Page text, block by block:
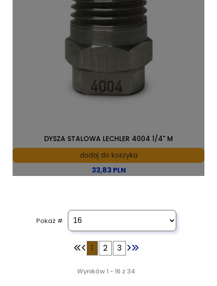
33,83 PLN
DYSZA STALOWA LECHLER 4004 1/4" M
dodaj do koszyka
Pokaż #
1 2 3
Wyników 1 - 16 z 34